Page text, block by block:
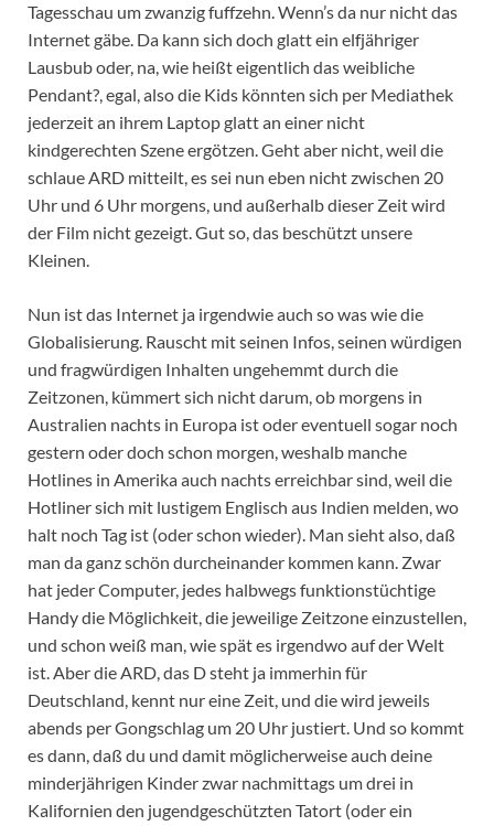
Tagesschau um zwanzig fuffzehn. Wenn’s da nur nicht das
Internet gäbe. Da kann sich doch glatt ein elfjähriger
Lausbub oder, na, wie heißt eigentlich das weibliche
Pendant?, egal, also die Kids könnten sich per Mediathek
jederzeit an ihrem Laptop glatt an einer nicht
kindgerechten Szene ergötzen. Geht aber nicht, weil die
schlaue ARD mitteilt, es sei nun eben nicht zwischen 20
Uhr und 6 Uhr morgens, und außerhalb dieser Zeit wird
der Film nicht gezeigt. Gut so, das beschützt unsere
Kleinen.
Nun ist das Internet ja irgendwie auch so was wie die
Globalisierung. Rauscht mit seinen Infos, seinen würdigen
und fragwürdigen Inhalten ungehemmt durch die
Zeitzonen, kümmert sich nicht darum, ob morgens in
Australien nachts in Europa ist oder eventuell sogar noch
gestern oder doch schon morgen, weshalb manche
Hotlines in Amerika auch nachts erreichbar sind, weil die
Hotliner sich mit lustigem Englisch aus Indien melden, wo
halt noch Tag ist (oder schon wieder). Man sieht also, daß
man da ganz schön durcheinander kommen kann. Zwar
hat jeder Computer, jedes halbwegs funktionstüchtige
Handy die Möglichkeit, die jeweilige Zeitzone einzustellen,
und schon weiß man, wie spät es irgendwo auf der Welt
ist. Aber die ARD, das D steht ja immerhin für
Deutschland, kennt nur eine Zeit, und die wird jeweils
abends per Gongschlag um 20 Uhr justiert. Und so kommt
es dann, daß du und damit möglicherweise auch deine
minderjährigen Kinder zwar nachmittags um drei in
Kalifornien den jugendgeschützten Tatort (oder ein